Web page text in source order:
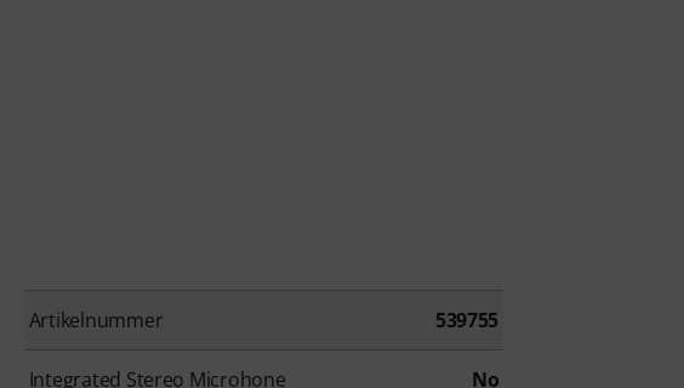
Artikelnummer 539755
Integrated Stereo Microhone No